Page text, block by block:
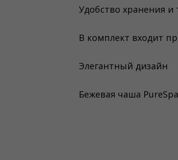
Удобство хранения и
В комплект входит
Элегантный дизайн
Бежевая чаша